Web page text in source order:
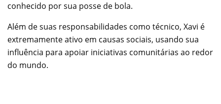
conhecido por sua posse de bola.
Além de suas responsabilidades como técnico, Xavi é
extremamente ativo em causas sociais, usando sua
influência para apoiar iniciativas comunitárias ao redor
do mundo.